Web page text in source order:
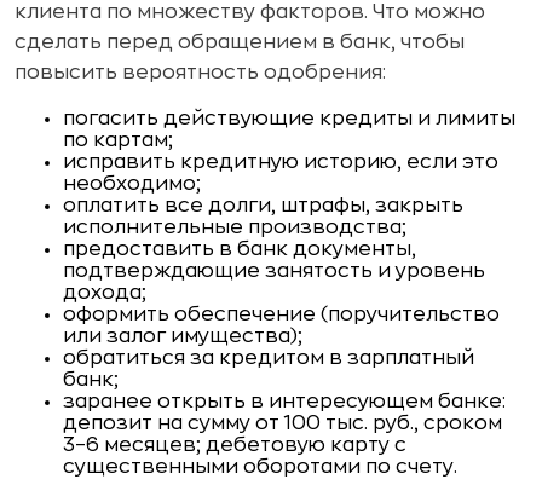
клиента по множеству факторов. Что можно
сделать перед обращением в банк, чтобы
повысить вероятность одобрения:
погасить действующие кредиты и лимиты
по картам;
исправить кредитную историю, если это
необходимо;
оплатить все долги, штрафы, закрыть
исполнительные производства;
предоставить в банк документы,
подтверждающие занятость и уровень
дохода;
оформить обеспечение (поручительство
или залог имущества);
обратиться за кредитом в зарплатный
банк;
заранее открыть в интересующем банке:
депозит на сумму от 100 тыс. руб., сроком
3–6 месяцев; дебетовую карту с
существенными оборотами по счету.